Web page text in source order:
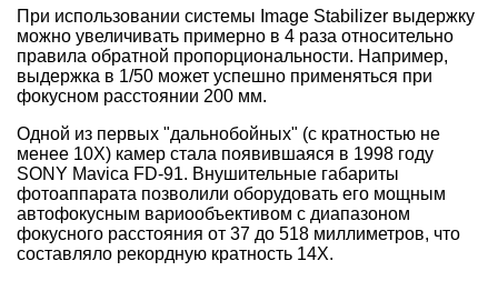
При использовании системы Image Stabilizer выдержку
можно увеличивать примерно в 4 раза относительно
правила обратной пропорциональности. Например,
выдержка в 1/50 может успешно применяться при
фокусном расстоянии 200 мм.
Одной из первых "дальнобойных" (с кратностью не
менее 10Х) камер стала появившаяся в 1998 году
SONY Mavica FD-91. Внушительные габариты
фотоаппарата позволили оборудовать его мощным
автофокусным вариообъективом с диапазоном
фокусного расстояния от 37 до 518 миллиметров, что
составляло рекордную кратность 14Х.